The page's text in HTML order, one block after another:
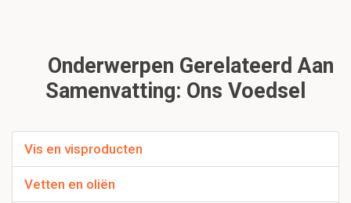
Onderwerpen Gerelateerd Aan
Samenvatting: Ons Voedsel
Vis en visproducten
Vetten en oliën